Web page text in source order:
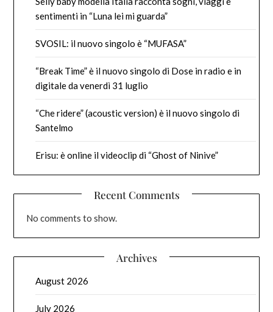
sentimenti in “Luna lei mi guarda”
SVOSIL: il nuovo singolo è “MUFASA”
“Break Time” è il nuovo singolo di Dose in radio e in
digitale da venerdì 31 luglio
“Che ridere” (acoustic version) è il nuovo singolo di
Santelmo
Erisu: è online il videoclip di “Ghost of Ninive”
Recent Comments
No comments to show.
Archives
August 2026
July 2026